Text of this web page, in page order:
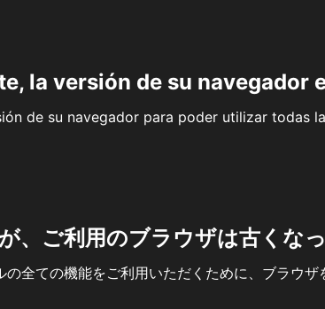
la versión de su navegador
de su navegador para poder utilizar todas
、ご利用のブラウザは古くな
全ての機能をご利用いただくために、ブラウザ